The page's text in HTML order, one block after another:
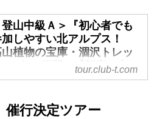
います。ツアー・旅行のお申込
クラブツーリズム。
登山中級Ａ＞『初心者でも
加しやすい北アルプス！
植物の宝庫・涸沢トレッ
ング 3日間』【新宿・立
八王子出発】｜クラブツ
登山中級Ａ＞『初心者でも参加
tour.club-t.com
催行決定ツアー